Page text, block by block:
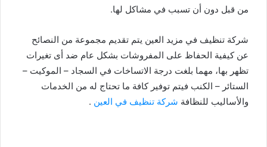
من قبل دون أن تسبب في مشاكل لها.
شركة تنظيف في مزيد العين يتم تقديم مجموعة من النصائح
عن كيفية الحفاظ على المفروشات بشكل عام ضد أى تغيرات
تظهر بها، مهما بلغت درجة الاتساخات في السجاد – الموكيت –
الستائر – الكنب فيتم توفير كافة ما تحتاج له من الخدمات
والأساليب للنظافة شركة تنظيف في العين .